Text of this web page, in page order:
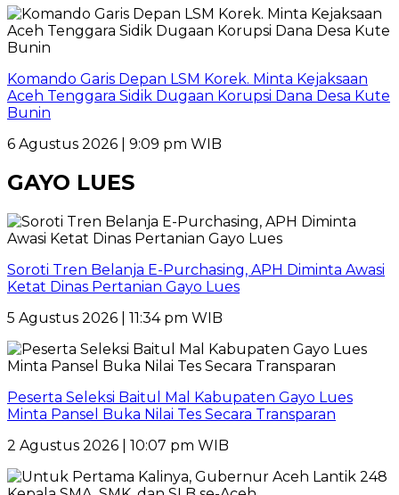
Komando Garis Depan LSM Korek. Minta Kejaksaan
Aceh Tenggara Sidik Dugaan Korupsi Dana Desa Kute
Bunin
6 Agustus 2026 | 9:09 pm WIB
GAYO LUES
Soroti Tren Belanja E-Purchasing, APH Diminta Awasi
Ketat Dinas Pertanian Gayo Lues
5 Agustus 2026 | 11:34 pm WIB
Peserta Seleksi Baitul Mal Kabupaten Gayo Lues
Minta Pansel Buka Nilai Tes Secara Transparan
2 Agustus 2026 | 10:07 pm WIB